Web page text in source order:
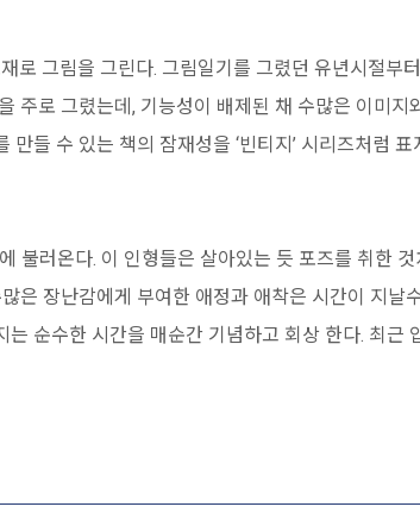
로 그림을 그린다. 그림일기를 그렸던 유년시절부
주로 그렸는데, 기능성이 배제된 채 수많은 이미지
들 수 있는 책의 잠재성을 ‘빈티지’ 시리즈처럼
불러온다. 이 인형들은 살아있는 듯 포즈를 취한
은 장난감에게 부여한 애정과 애착은 시간이 지날
순수한 시간을 매순간 기념하고 회상 한다. 최근